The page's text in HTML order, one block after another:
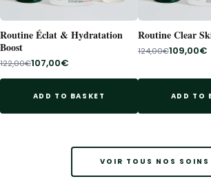
Routine Éclat & Hydratation
Boost
122,00€107,00€
ADD TO BASKET
Routine Clear
124,00€109,00€
ADD TO
VOIR TOUS NOS SOINS